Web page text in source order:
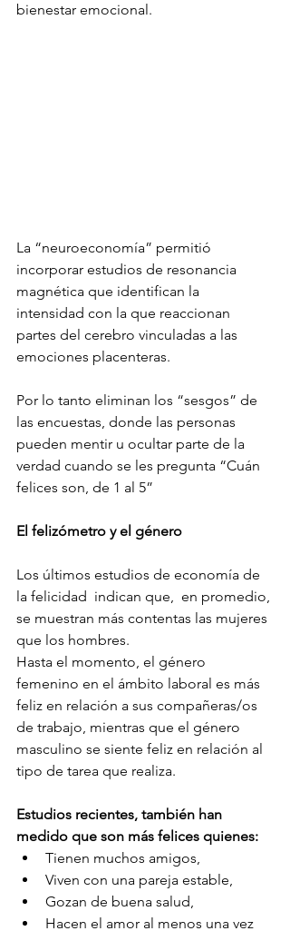
bienestar emocional.
La “neuroeconomía” permitió
incorporar estudios de resonancia
magnética que identifican la
intensidad con la que reaccionan
partes del cerebro vinculadas a las
emociones placenteras.
Por lo tanto eliminan los “sesgos” de
las encuestas, donde las personas
pueden mentir u ocultar parte de la
verdad cuando se les pregunta “Cuán
felices son, de 1 al 5”
El felizómetro y el género
Los últimos estudios de economía de
la felicidad  indican que,  en promedio,
se muestran más contentas las mujeres
que los hombres.
Hasta el momento, el género
femenino en el ámbito laboral es más
feliz en relación a sus compañeras/os
de trabajo, mientras que el género
masculino se siente feliz en relación al
tipo de tarea que realiza.
Estudios recientes, también han
medido que son más felices quienes:
Tienen muchos amigos,
Viven con una pareja estable,
Gozan de buena salud,
Hacen el amor al menos una vez